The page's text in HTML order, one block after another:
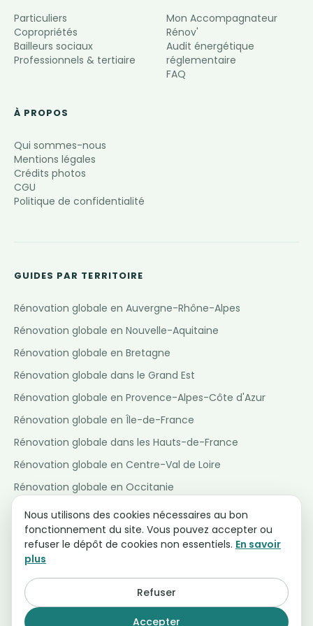
Particuliers
Copropriétés
Bailleurs sociaux
Professionnels & tertiaire
Mon Accompagnateur
Rénov'
Audit énergétique
réglementaire
FAQ
À PROPOS
Qui sommes-nous
Mentions légales
Crédits photos
CGU
Politique de confidentialité
GUIDES PAR TERRITOIRE
Rénovation globale en Auvergne-Rhône-Alpes
Rénovation globale en Nouvelle-Aquitaine
Rénovation globale en Bretagne
Rénovation globale dans le Grand Est
Rénovation globale en Provence-Alpes-Côte d'Azur
Rénovation globale en Île-de-France
Rénovation globale dans les Hauts-de-France
Rénovation globale en Centre-Val de Loire
Rénovation globale en Occitanie
Rénovation globale en Pays de la Loire
Rénovation globale en Normandie
Rénovation globale en Bourgogne-Franche-Comté
© 2026 Assistant Renov · Tous droits réservés.
Nous utilisons des cookies nécessaires au bon
fonctionnement du site. Vous pouvez accepter ou
refuser le dépôt de cookies non essentiels. En savoir
plus
Refuser
Accepter